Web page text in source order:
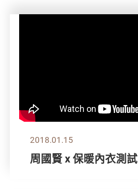
2018.01.15
周國賢 x 保暖內衣測試